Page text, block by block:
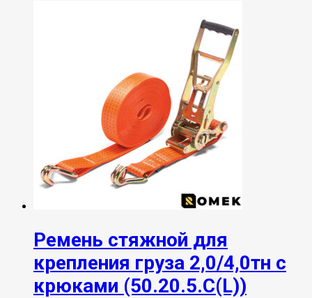
Ремень стяжной для
крепления груза 2,0/4,0тн с
крюками (50.20.5.C(L))